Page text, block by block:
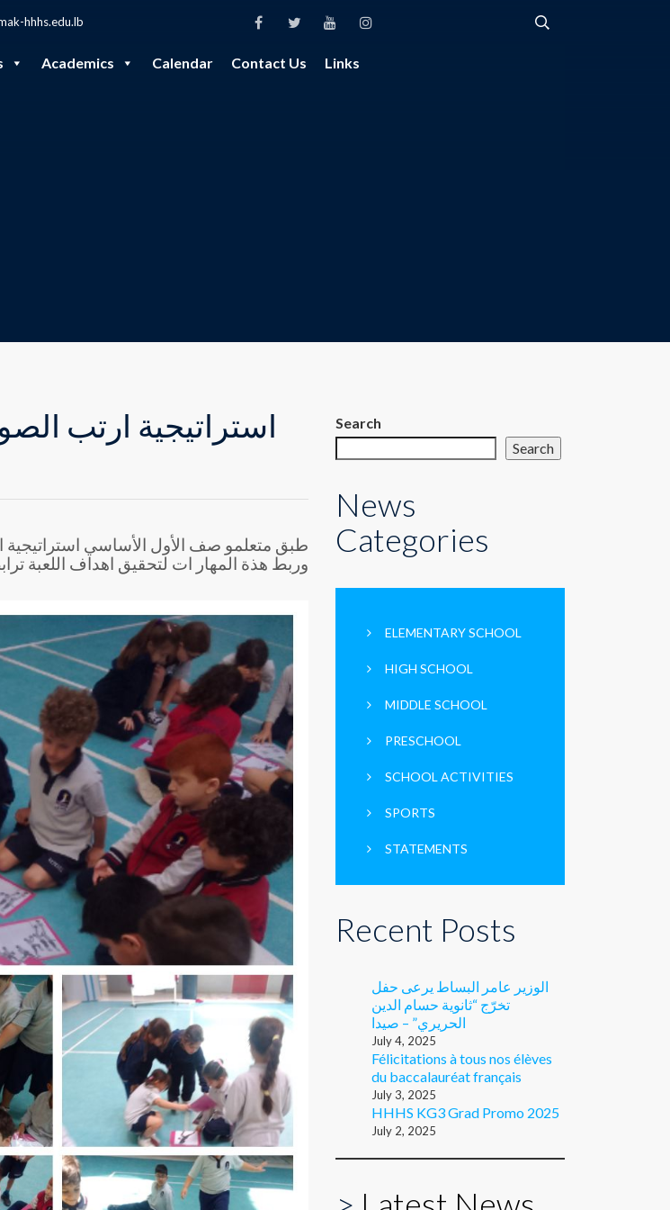
hhhs.edu.lb
Academics Calendar Contact Us Links
استراتيجية ارتب
طبق متعلمو صف الأول الأساسي استراتيجية
وربط هذة المهار ات لتحقيق اهداف اللعبة
Search
Search
News
Categories
ELEMENTARY SCHOOL
HIGH SCHOOL
MIDDLE SCHOOL
PRESCHOOL
SCHOOL ACTIVITIES
SPORTS
STATEMENTS
Recent Posts
الوزير عامر البساط يرعى حفل
تخرّج “ثانوية حسام الدين
الحريري” – صيدا
July 4, 2025
Félicitations à tous nos élèves
du baccalauréat français
July 3, 2025
HHHS KG3 Grad Promo 2025
July 2, 2025